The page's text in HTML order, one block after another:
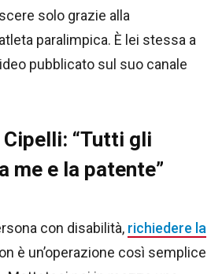
solo grazie alla
paralimpica. È lei stessa a
pubblicato sul suo canale
“Tutti gli
me e la patente”
con disabilità, richiedere la
è un’operazione così semplice